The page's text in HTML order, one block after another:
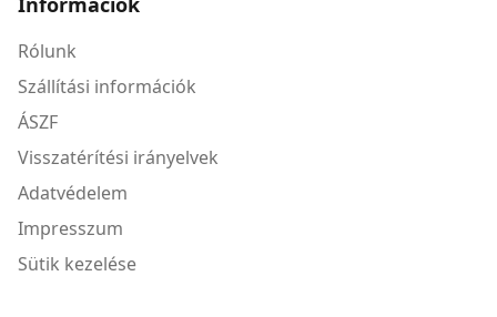
Rólunk
Szállítási információk
ÁSZF
Visszatérítési irányelvek
Adatvédelem
Impresszum
Sütik kezelése